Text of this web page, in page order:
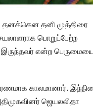
தனக்கென தனி முத்திரை
பொறுப்பேற்ற
இருந்தவர் என்ற
காலமானார்.
ஜெயலலிதா